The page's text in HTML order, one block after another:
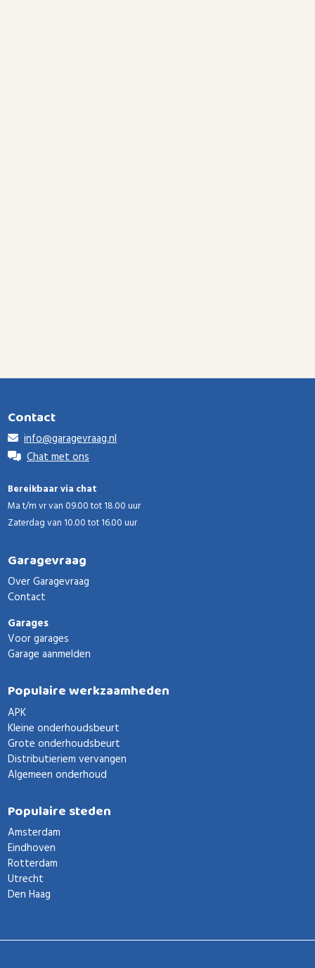
Contact
info@garagevraag.nl
Chat met ons
Bereikbaar via chat
Ma t/m vr van 09.00 tot 18.00 uur
Zaterdag van 10.00 tot 16.00 uur
Garagevraag
Over Garagevraag
Contact
Garages
Voor garages
Garage aanmelden
Populaire werkzaamheden
APK
Kleine onderhoudsbeurt
Grote onderhoudsbeurt
Distributieriem vervangen
Algemeen onderhoud
Populaire steden
Amsterdam
Eindhoven
Rotterdam
Utrecht
Den Haag